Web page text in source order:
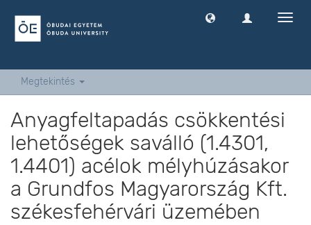
Megtekintés
Anyagfeltapadás csökkentési
lehetőségek saválló (1.4301,
1.4401) acélok mélyhúzásakor
a Grundfos Magyarország Kft.
székesfehérvári üzemében